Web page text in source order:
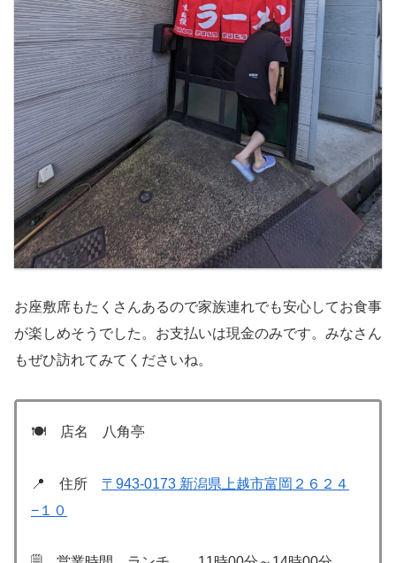
お座敷席もたくさんあるので家族連れでも安心してお食事
が楽しめそうでした。お支払いは現金のみです。みなさん
もぜひ訪れてみてくださいね。
🍽 店名 八角亭
📍 住所 〒943-0173 新潟県上越市富岡２６２４
−１０